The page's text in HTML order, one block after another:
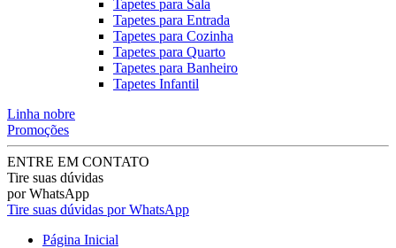
Tapetes para Sala
Tapetes para Entrada
Tapetes para Cozinha
Tapetes para Quarto
Tapetes para Banheiro
Tapetes Infantil
Linha nobre
Promoções
ENTRE EM CONTATO
Tire suas dúvidas
por WhatsApp
Tire suas dúvidas por WhatsApp
Página Inicial